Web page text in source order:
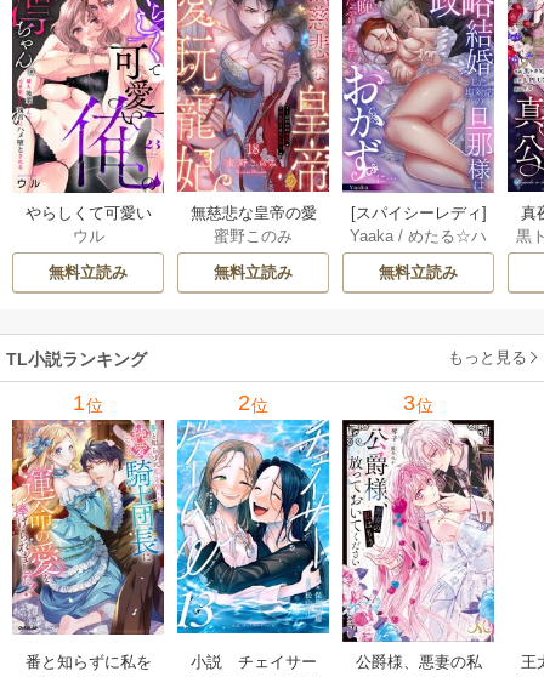
やらしくて可愛い
俺の凛ちゃん。～
隣人後輩くんのイ
キすぎた執着にハ
巻
ウル
無料立読み
無慈悲な皇帝の愛
玩寵妃―おわらぬ
快楽、閨に響くは
乱れ声― 18巻
蜜野このみ
無料立読み
[スパイシーレディ]
政略結婚した塩対
応の旦那様は毎晩
寝たふりをした私
Yaaka/めたる☆ハ
ニィ
無料立読み
真
は
黒
TL小説ランキング もっと見る
1位
番と知らずに私を
2位
小説 チェイサー
3位
公爵様、悪妻の私
王